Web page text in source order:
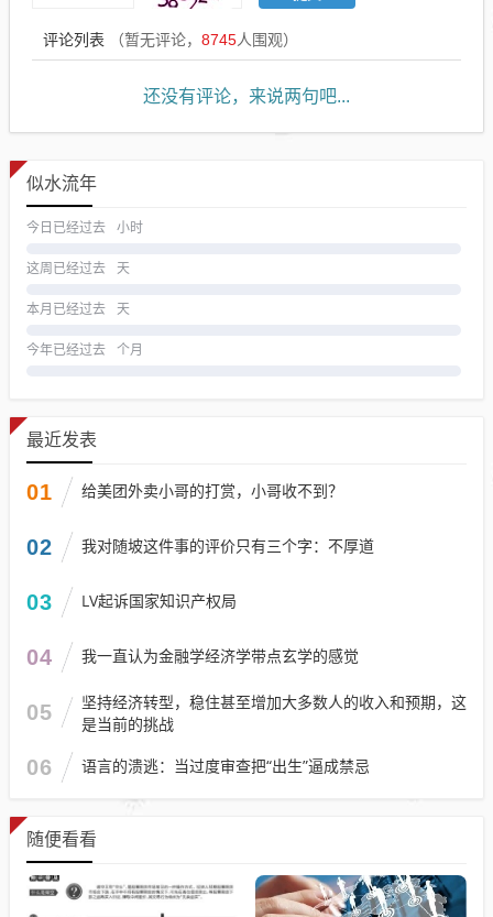
评论列表 （暂无评论， 8745人围观）
还没有评论，来说两句吧...
似水流年
今日已经过去 小时
这周已经过去 天
本月已经过去 天
今年已经过去 个月
最近发表
01 给美团外卖小哥的打赏，小哥收不到？
02 我对随坡这件事的评价只有三个字：不厚道
03 LV起诉国家知识产权局
04 我一直认为金融学经济学带点玄学的感觉
05
坚持经济转型，稳住甚至增加大多数人的收入和预期，这
是当前的挑战
06 语言的溃逃：当过度审查把“出生”逼成禁忌
随便看看